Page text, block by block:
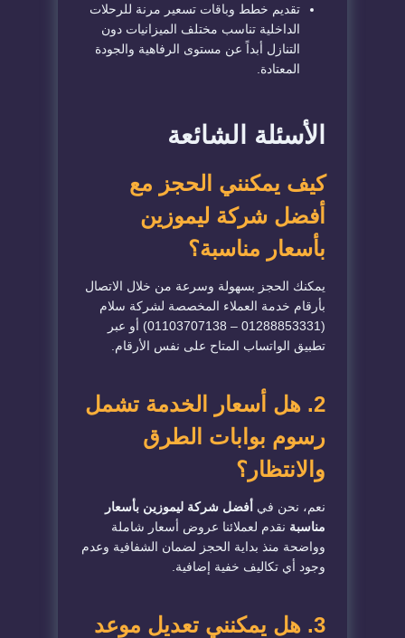
تقديم خطط وباقات تسعير مرنة للرحلات
الداخلية تناسب مختلف الميزانيات دون
التنازل أبداً عن مستوى الرفاهية والجودة
المعتادة.
الأسئلة الشائعة
كيف يمكنني الحجز مع
أفضل شركة ليموزين
بأسعار مناسبة؟
يمكنك الحجز بسهولة وسرعة من خلال الاتصال
بأرقام خدمة العملاء المخصصة لشركة سلام
(01288853331 – 01103707138) أو عبر
تطبيق الواتساب المتاح على نفس الأرقام.
2. هل أسعار الخدمة تشمل
رسوم بوابات الطرق
والانتظار؟
نعم، نحن في أفضل شركة ليموزين بأسعار
مناسبة نقدم لعملائنا عروض أسعار شاملة
وواضحة منذ بداية الحجز لضمان الشفافية وعدم
وجود أي تكاليف خفية إضافية.
3. هل يمكنني تعديل موعد